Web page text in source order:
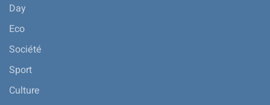
Day
Eco
Société
Sport
Culture